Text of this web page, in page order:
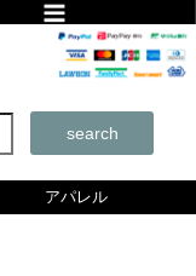
search
アパレル